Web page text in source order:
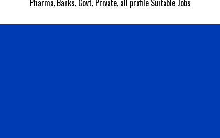
Pharma, Banks, Govt, Private, all profile Suitable Jobs